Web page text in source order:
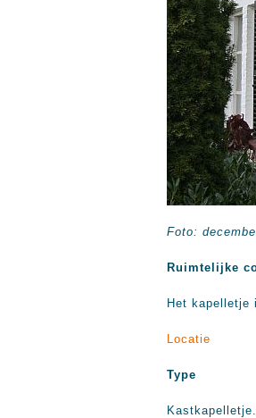
Foto:
Ruimtelijke
Het kapelletje
Locatie
Type
Kastkapelletje.